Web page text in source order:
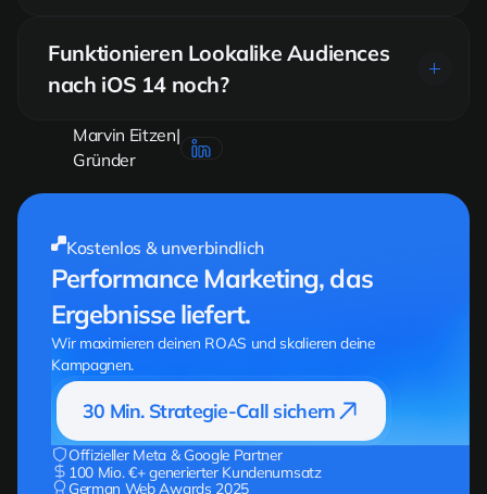
Reichweite, ideal beim Start. 10 % skaliert weiter, mit schwächerer
Schritt für Schritt erweitern.
Funktionieren Lookalike Audiences
nach iOS 14 noch?
Ja, aber die Datenbasis ist dünner geworden. Wer die Conversion
API einsetzt und Custom Audiences sauber pflegt, gleicht den Effekt
weitgehend aus. Ohne Server-Side-Tracking ist die Qualität heute
deutlich schlechter.
Marvin Eitzen|
Gründer
Kostenlos & unverbindlich
Performance Marketing, das
Ergebnisse liefert.
Wir maximieren deinen ROAS und skalieren deine
Kampagnen.
30 Min. Strategie-Call sichern
Offizieller Meta & Google Partner
100 Mio. €+ generierter Kundenumsatz
German Web Awards 2025